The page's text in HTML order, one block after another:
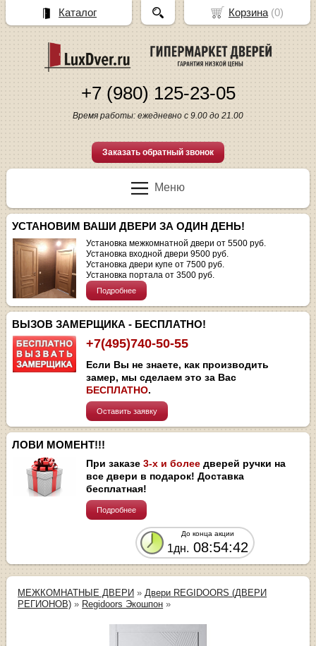
+7 (980) 125-23-05
Время работы: ежедневно с 9.00 до 21.00
Заказать обратный звонок
Меню
УСТАНОВИМ ВАШИ ДВЕРИ ЗА ОДИН ДЕНЬ!
Установка межкомнатной двери от 5500 руб.
Установка входной двери 9500 руб.
Установка двери купе от 7500 руб.
Установка портала от 3500 руб.
Подробнее
ВЫЗОВ ЗАМЕРЩИКА - БЕСПЛАТНО!
+7(495)740-50-55
Если Вы не знаете, как производить
замер, мы сделаем это за Вас
БЕСПЛАТНО.
Оставить заявку
ЛОВИ МОМЕНТ!!!
При заказе3-х и более дверей ручки на
все двери в подарок! Доставка
бесплатная!
Подробнее
До конца акции
1дн. 08:54:42
МЕЖКОМНАТНЫЕ ДВЕРИ » Двери REGIDOORS (ДВЕРИ
РЕГИОНОВ) » Regidoors Экошпон »
Корзина(0)
Каталог